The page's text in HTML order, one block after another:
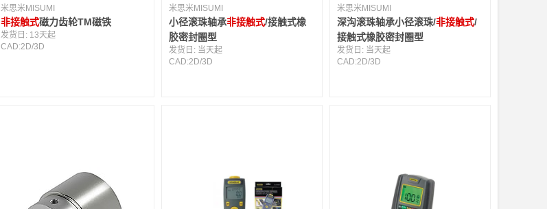
米思米MISUMI
非接触式磁力齿轮TM磁铁
发货日: 13天起
CAD:2D/3D
米思米MISUMI
小径滚珠轴承非接触式/接触式橡
胶密封圈型
发货日: 当天起
CAD:2D/3D
米思米MISUMI
深沟滚珠轴承小径滚珠/非接触式/
接触式橡胶密封圈型
发货日: 当天起
CAD:2D/3D